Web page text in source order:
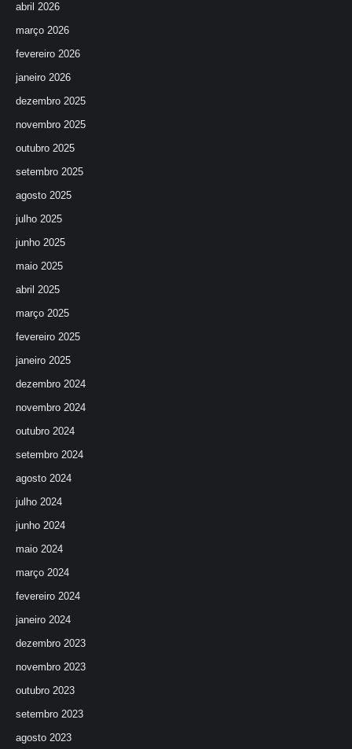
abril 2026
março 2026
fevereiro 2026
janeiro 2026
dezembro 2025
novembro 2025
outubro 2025
setembro 2025
agosto 2025
julho 2025
junho 2025
maio 2025
abril 2025
março 2025
fevereiro 2025
janeiro 2025
dezembro 2024
novembro 2024
outubro 2024
setembro 2024
agosto 2024
julho 2024
junho 2024
maio 2024
março 2024
fevereiro 2024
janeiro 2024
dezembro 2023
novembro 2023
outubro 2023
setembro 2023
agosto 2023